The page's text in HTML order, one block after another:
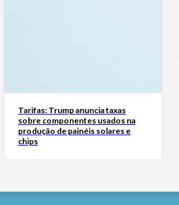
Tarifas: Trump anuncia taxas
sobre componentes usados na
produção de painéis solares e
chips